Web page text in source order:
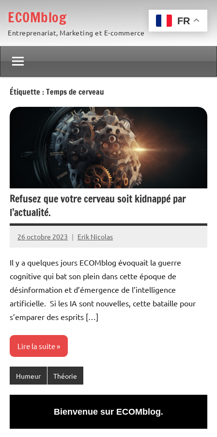
contenu
ECOMblog
Entreprenariat, Marketing et E-commerce
Étiquette :Temps de cerveau
Refusez que votre cerveau soit kidnappé par
l’actualité.
26 octobre 2023 Erik Nicolas
Il y a quelques jours ECOMblog évoquait la guerre
cognitive qui bat son plein dans cette époque de
désinformation et d’émergence de l’intelligence
artificielle. Si les IA sont nouvelles, cette bataille pour
s’emparer des esprits […]
Lire la suite
Humeur Théorie
Bienvenue sur ECOMblog.
FR